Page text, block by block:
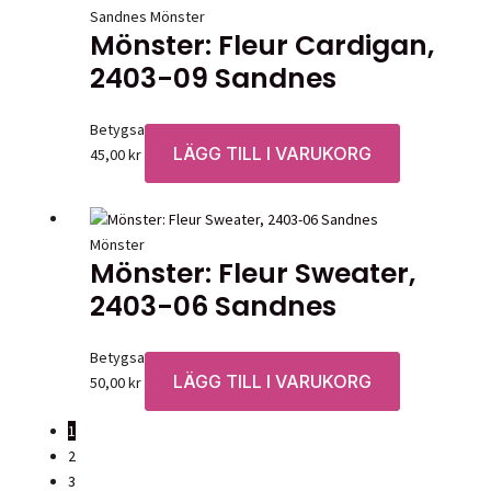
Sandnes Mönster
Mönster: Fleur Cardigan,
2403-09 Sandnes
Betygsatt0av 5
45,00kr LÄGG TILL I VARUKORG
Mönster
Mönster: Fleur Sweater,
2403-06 Sandnes
Betygsatt0av 5
50,00kr LÄGG TILL I VARUKORG
1
2
3